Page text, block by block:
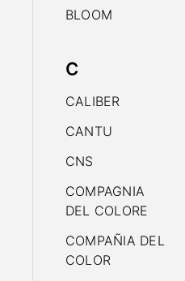
BLOOM
C
CALIBER
CANTU
CNS
COMPAGNIA
DEL COLORE
COMPAÑIA DEL
COLOR